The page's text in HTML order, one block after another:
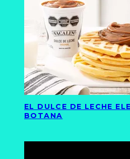
EL DULCE DE LECHE
BOTANA